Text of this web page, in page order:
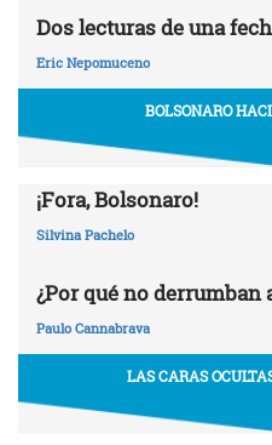
Dos lecturas de una
Eric Nepomuceno
BOLSONARO
¡Fora, Bolsonaro!
Silvina Pachelo
¿Por qué no
Paulo Cannabrava
LAS CARAS